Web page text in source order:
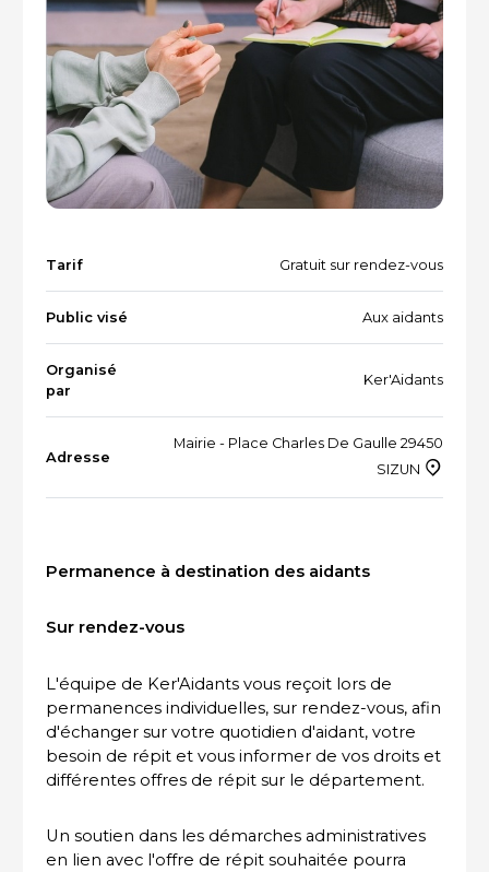
Dispositifs aidants/aidés
QUI SOMMES-NOUS ?
L'équipe
Le Comité des parties prenantes
Les évènements
RESSOURCES
VOTRE SANTÉ ET CELLE DE VOTRE PROCHE
Recherche par mots-clés
Tarif Gratuit sur rendez-vous
Public visé Aux aidants
Organisé
par
Ker'Aidants
Adresse
Mairie - Place Charles De Gaulle 29450
SIZUN
Permanence à destination des aidants
Sur rendez-vous
L'équipe de Ker'Aidants vous reçoit lors de
permanences individuelles, sur rendez-vous, afin
d'échanger sur votre quotidien d'aidant, votre
besoin de répit et vous informer de vos droits et
différentes offres de répit sur le département.
Un soutien dans les démarches administratives
en lien avec l'offre de répit souhaitée pourra